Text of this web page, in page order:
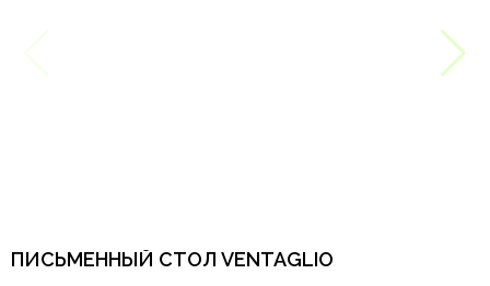
ПИСЬМЕННЫЙ СТОЛ VENTAGLIO